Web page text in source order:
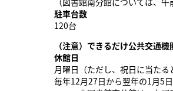
駐車台数
120台
（注意）できるだけ公共交通機
休館日
月曜日（ただし、祝日に当たる
毎年12月27日から翌年の1月5